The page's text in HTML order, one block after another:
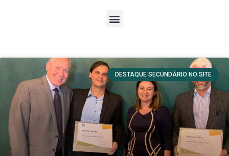
DESTAQUE SECUNDÁRIO NO SITE